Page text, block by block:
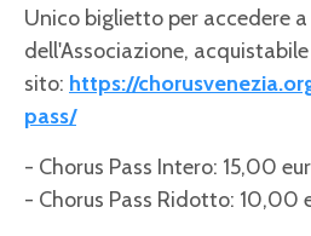
Unico biglietto per accedere
dell'Associazione,
sito: https://
pass/
- Chorus Pass Intero: 15,00
- Chorus Pass Ridotto: 10,00